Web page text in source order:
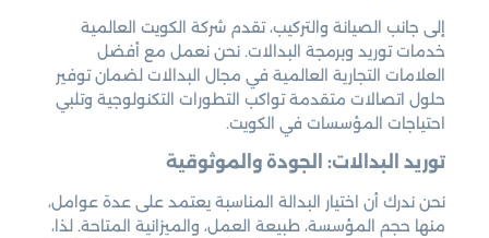
إلى جانب الصيانة والتركيب، تقدم شركة الكويت العالمية
خدمات توريد وبرمجة البدالات. نحن نعمل مع أفضل
العلامات التجارية العالمية في مجال البدالات لضمان توفير
حلول اتصالات متقدمة تواكب التطورات التكنولوجية وتلبي
احتياجات المؤسسات في الكويت.
توريد البدالات: الجودة والموثوقية
نحن ندرك أن اختيار البدالة المناسبة يعتمد على عدة عوامل،
منها حجم المؤسسة، طبيعة العمل، والميزانية المتاحة. لذا،